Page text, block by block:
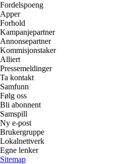
Fordelspoeng
Apper
Forhold
Kampanjepartner
Annonsepartner
Kommisjonstaker
Alliert
Pressemeldinger
Ta kontakt
Samfunn
Følg oss
Bli abonnent
Samspill
Ny e-post
Brukergruppe
Lokalnettverk
Egne lenker
Sitemap